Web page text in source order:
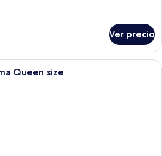
Ver precio
Una cama bien tendida con
Queen size